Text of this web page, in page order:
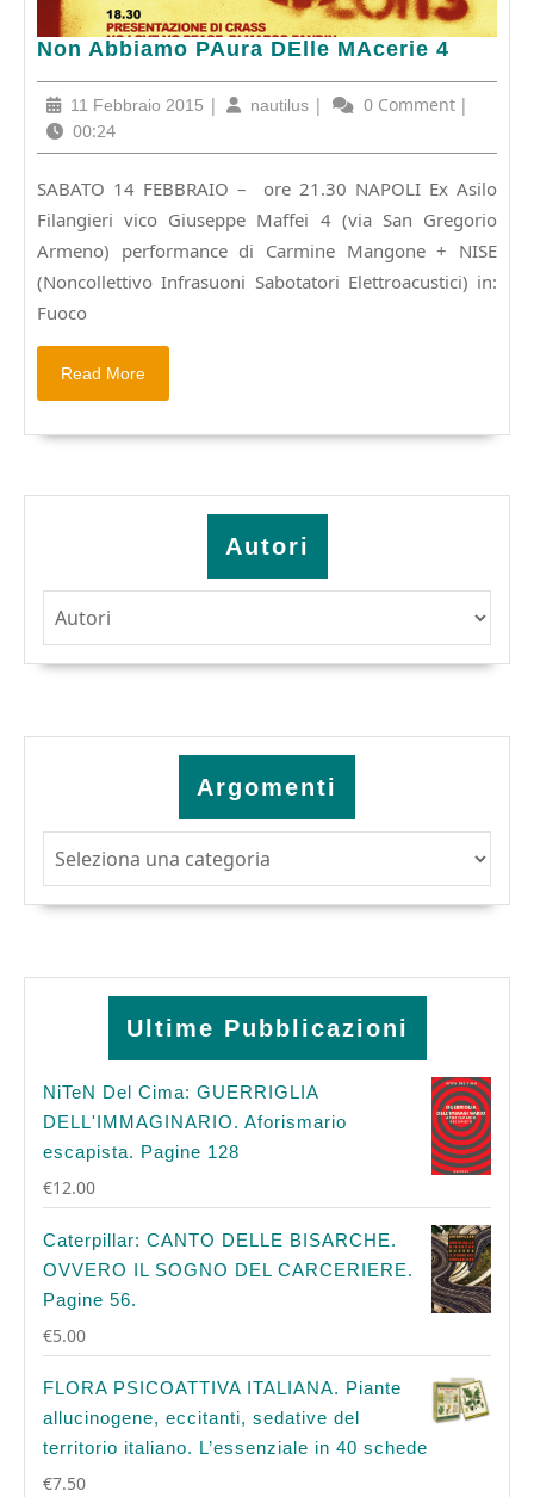
Non Abbiamo PAura DElle MAcerie 4
Non
PAura
DElle
MAcerie
11 Febbraio 2015 11
2015
| nautilusnautilus
| 0 Comment |
00:24
SABATO 14 FEBBRAIO – ore 21.30 NAPOLI Ex Asilo
Filangieri vico Giuseppe Maffei 4 (via San Gregorio
Armeno) performance di Carmine Mangone + NISE
(Noncollettivo Infrasuoni Sabotatori Elettroacustici) in:
Fuoco
Read More
More
Autori
Argomenti
Ultime Pubblicazioni
NiTeN Del Cima: GUERRIGLIA
DELL'IMMAGINARIO. Aforismario
escapista. Pagine 128
€12.00
Caterpillar: CANTO DELLE BISARCHE.
OVVERO IL SOGNO DEL CARCERIERE.
Pagine 56.
€5.00
FLORA PSICOATTIVA ITALIANA. Piante
allucinogene, eccitanti, sedative del
territorio italiano. L’essenziale in 40 schede
€7.50